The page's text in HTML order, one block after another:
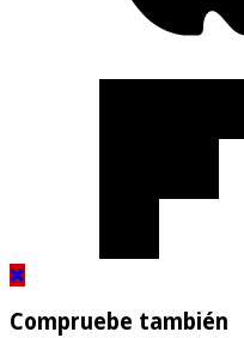
Compruebe también